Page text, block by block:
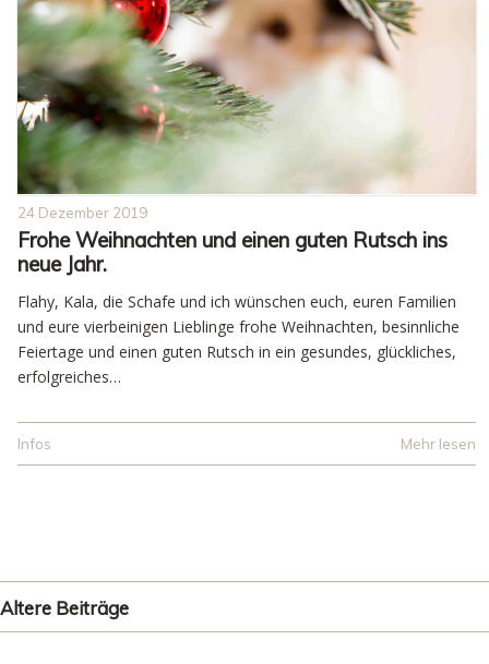
24 Dezember 2019
Frohe Weihnachten und einen guten Rutsch ins
neue Jahr.
Flahy, Kala, die Schafe und ich wünschen euch, euren Familien
und eure vierbeinigen Lieblinge frohe Weihnachten, besinnliche
Feiertage und einen guten Rutsch in ein gesundes, glückliches,
erfolgreiches…
Infos Mehr lesen
Altere Beiträge